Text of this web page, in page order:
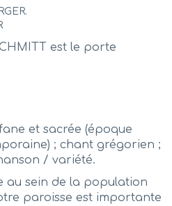
est le porte
et sacrée (époque
; chant grégorien ;
/ variété.
au sein de la population
paroisse est importante